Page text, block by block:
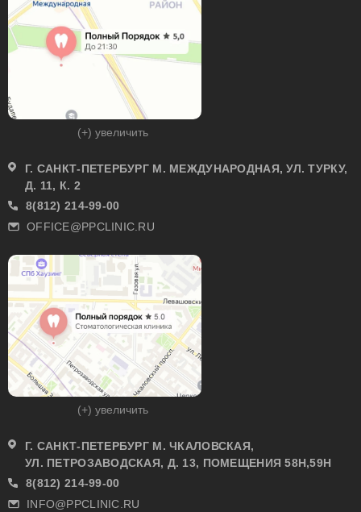
(+) увеличить
Г. САНКТ-ПЕТЕРБУРГ М. МЕЖДУНАРОДНАЯ, УЛ. ТУРКУ,
Д. 11, К. 2
8(812) 214-99-00
OFFICE@PPCLINIC.RU
(+) увеличить
Г. САНКТ-ПЕТЕРБУРГ М. ЧКАЛОВСКАЯ,
УЛ. ПЕТРОЗАВОДСКАЯ, Д. 13, ПОМЕЩЕНИЯ 58Н,59Н
8(812) 214-99-00
INFO@PPCLINIC.RU